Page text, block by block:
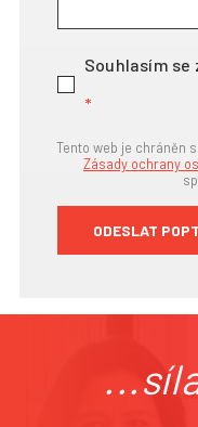
Souhlasím se
*
Tento web je chráněn
Zásady ochrany
ODESLAT